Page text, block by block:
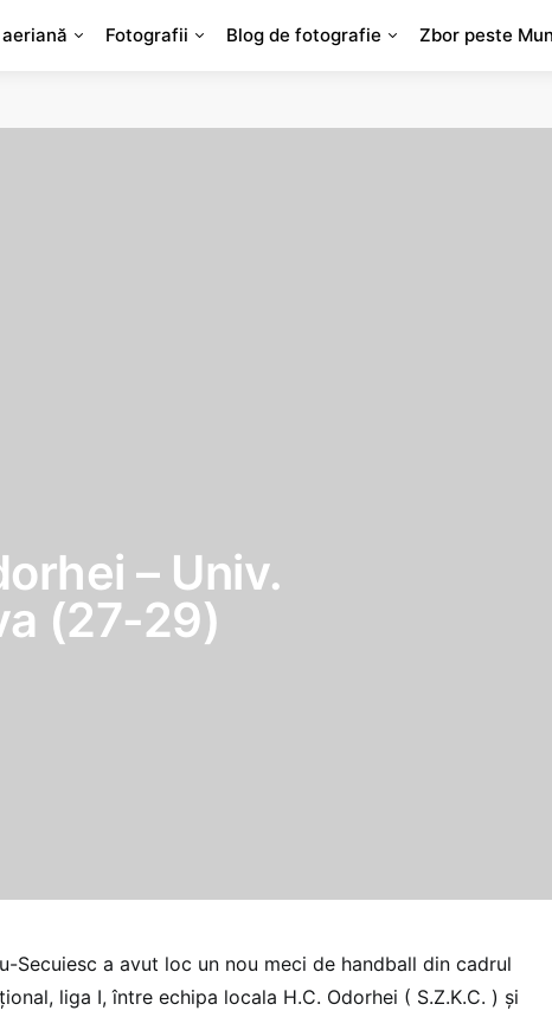
Fotografii Blog de fotografie Zbor peste
– Univ.
(27-29)
Secuiesc a avut loc un nou meci de handball din cadrul
liga I, între echipa locala H.C. Odorhei ( S.Z.K.C. ) şi